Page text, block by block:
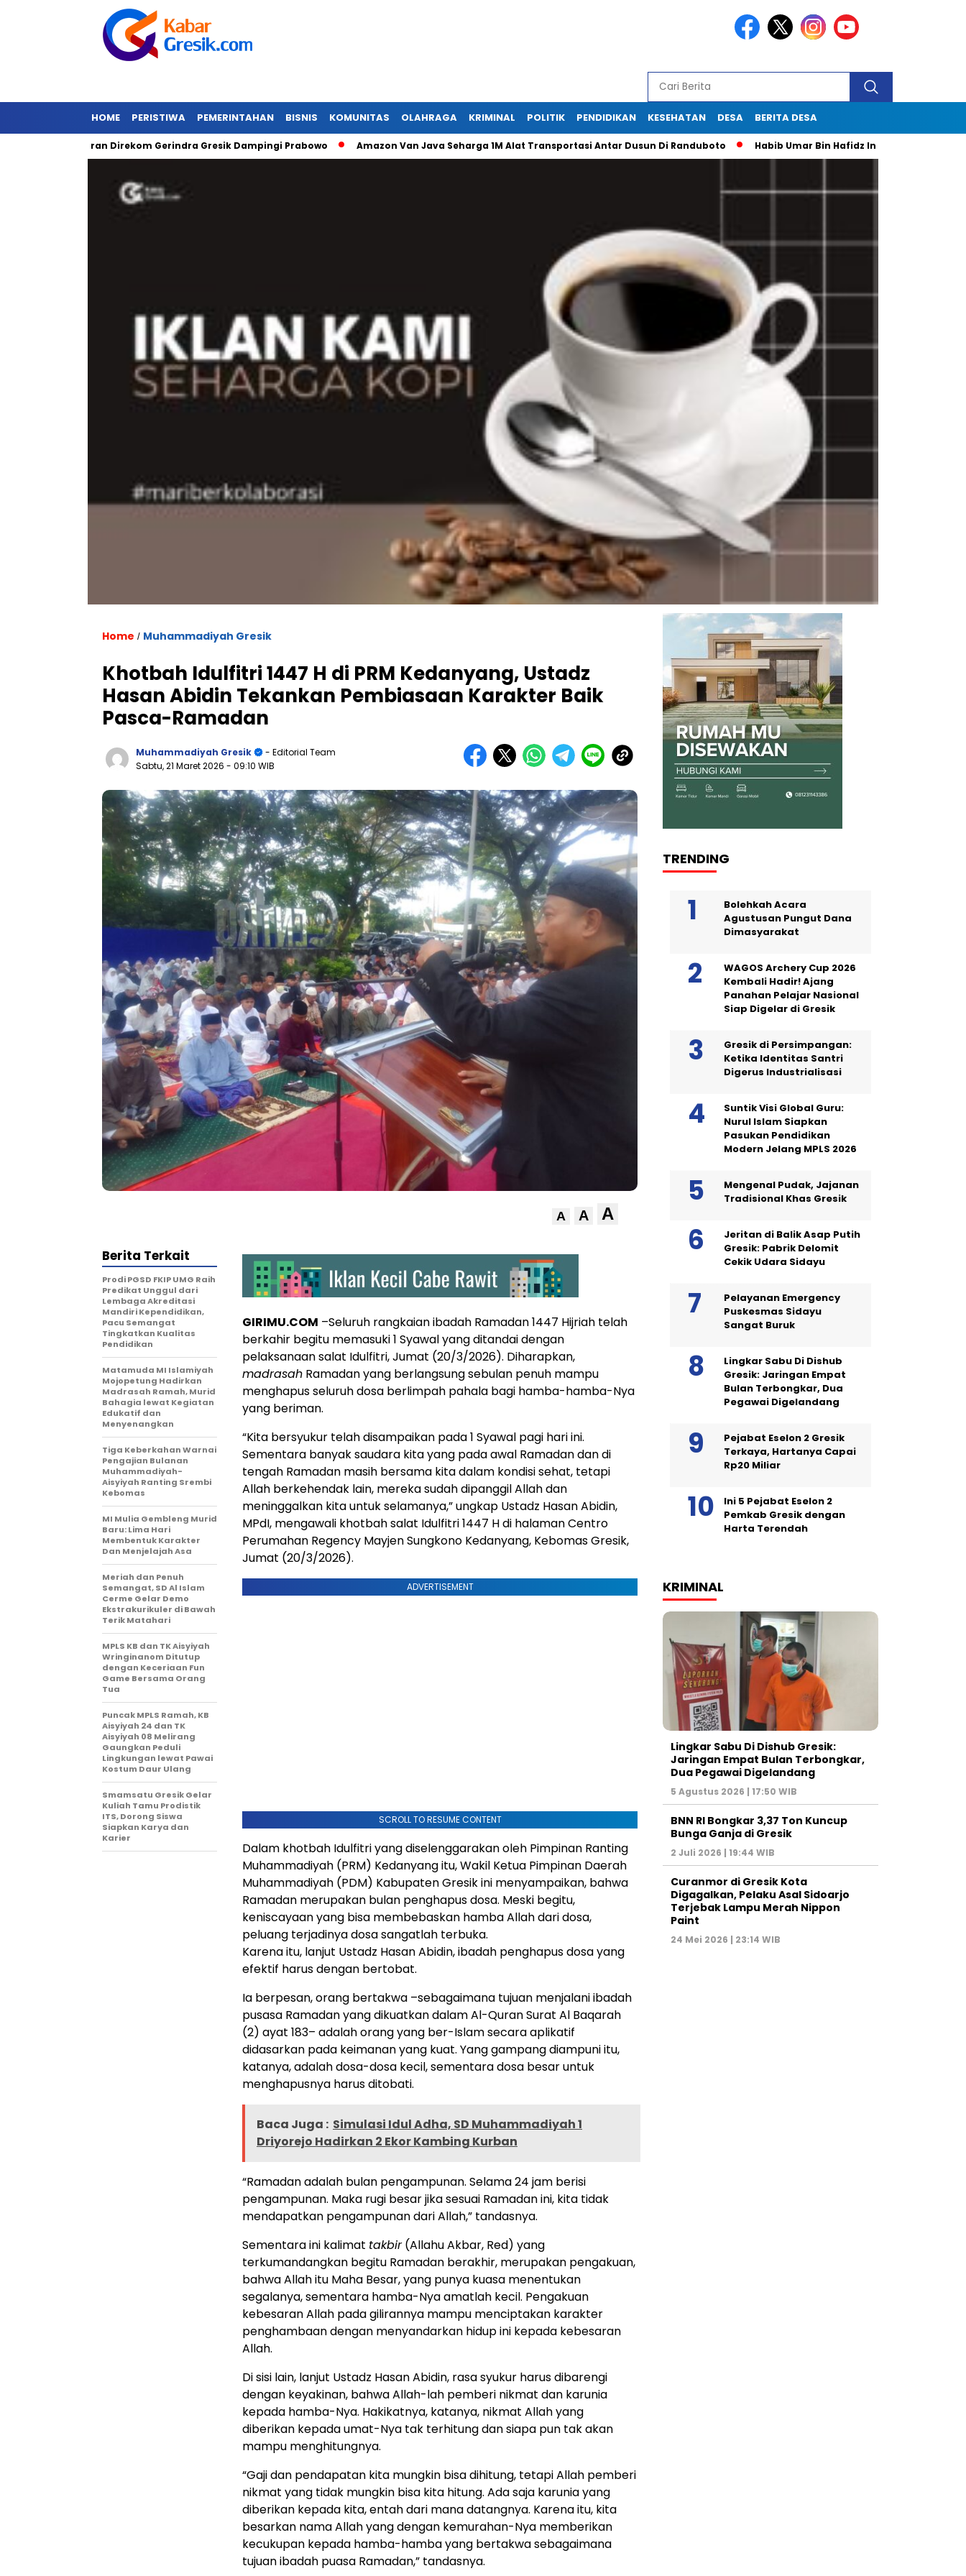
HOME PERISTIWA PEMERINTAHAN BISNIS KOMUNITAS OLAHRAGA KRIMINAL POLITIK PENDIDIKAN KESEHATAN DESA BERITA DESA
Gibran Direkom Gerindra Gresik Dampingi Prabowo Amazon Van Java Seharga 1M Alat Transportasi Antar Dusun Di Randuboto Habib Umar Bin Hafidz Ingatkan Warga Gresik
Home / Muhammadiyah Gresik
Khotbah Idulfitri 1447 H di PRM Kedanyang, Ustadz
Hasan Abidin Tekankan Pembiasaan Karakter Baik
Pasca-Ramadan
Muhammadiyah Gresik
- Editorial Team
Sabtu, 21 Maret 2026 - 09:10 WIB
A A A
GIRIMU.COM –Seluruh rangkaian ibadah Ramadan 1447 Hijriah telah
berkahir begitu memasuki 1 Syawal yang ditandai dengan
pelaksanaan salat Idulfitri, Jumat (20/3/2026). Diharapkan,
madrasah Ramadan yang berlangsung sebulan penuh mampu
menghapus seluruh dosa berlimpah pahala bagi hamba-hamba-Nya
yang beriman.
“Kita bersyukur telah disampaikan pada 1 Syawal pagi hari ini.
Sementara banyak saudara kita yang pada awal Ramadan dan di
tengah Ramadan masih bersama kita dalam kondisi sehat, tetapi
Allah berkehendak lain, mereka sudah dipanggil Allah dan
meninggalkan kita untuk selamanya,” ungkap Ustadz Hasan Abidin,
MPdI, mengawali khotbah salat Idulfitri 1447 H di halaman Centro
Perumahan Regency Mayjen Sungkono Kedanyang, Kebomas Gresik,
Jumat (20/3/2026).
ADVERTISEMENT
SCROLL TO RESUME CONTENT
Dalam khotbah Idulfitri yang diselenggarakan oleh Pimpinan Ranting
Muhammadiyah (PRM) Kedanyang itu, Wakil Ketua Pimpinan Daerah
Muhammadiyah (PDM) Kabupaten Gresik ini menyampaikan, bahwa
Ramadan merupakan bulan penghapus dosa. Meski begitu,
keniscayaan yang bisa membebaskan hamba Allah dari dosa,
peluang terjadinya dosa sangatlah terbuka.
Karena itu, lanjut Ustadz Hasan Abidin, ibadah penghapus dosa yang
efektif harus dengan bertobat.
Ia berpesan, orang bertakwa –sebagaimana tujuan menjalani ibadah
pusasa Ramadan yang dikuatkan dalam Al-Quran Surat Al Baqarah
(2) ayat 183– adalah orang yang ber-Islam secara aplikatif
didasarkan pada keimanan yang kuat. Yang gampang diampuni itu,
katanya, adalah dosa-dosa kecil, sementara dosa besar untuk
menghapusnya harus ditobati.
Baca Juga : Simulasi Idul Adha, SD Muhammadiyah 1
Driyorejo Hadirkan 2 Ekor Kambing Kurban
“Ramadan adalah bulan pengampunan. Selama 24 jam berisi
pengampunan. Maka rugi besar jika sesuai Ramadan ini, kita tidak
mendapatkan pengampunan dari Allah,” tandasnya.
Sementara ini kalimat takbir(Allahu Akbar, Red) yang
terkumandangkan begitu Ramadan berakhir, merupakan pengakuan,
bahwa Allah itu Maha Besar, yang punya kuasa menentukan
segalanya, sementara hamba-Nya amatlah kecil. Pengakuan
kebesaran Allah pada gilirannya mampu menciptakan karakter
penghambaan dengan menyandarkan hidup ini kepada kebesaran
Allah.
Di sisi lain, lanjut Ustadz Hasan Abidin, rasa syukur harus dibarengi
dengan keyakinan, bahwa Allah-lah pemberi nikmat dan karunia
kepada hamba-Nya. Hakikatnya, katanya, nikmat Allah yang
diberikan kepada umat-Nya tak terhitung dan siapa pun tak akan
mampu menghitungnya.
“Gaji dan pendapatan kita mungkin bisa dihitung, tetapi Allah pemberi
nikmat yang tidak mungkin bisa kita hitung. Ada saja karunia yang
diberikan kepada kita, entah dari mana datangnya. Karena itu, kita
besarkan nama Allah yang dengan kemurahan-Nya memberikan
kecukupan kepada hamba-hamba yang bertakwa sebagaimana
tujuan ibadah puasa Ramadan,” tandasnya.
Berita Terkait
Prodi PGSD FKIP UMG Raih
Predikat Unggul dari
Lembaga Akreditasi
Mandiri Kependidikan,
Pacu Semangat
Tingkatkan Kualitas
Pendidikan
Matamuda MI Islamiyah
Mojopetung Hadirkan
Madrasah Ramah, Murid
Bahagia lewat Kegiatan
Edukatif dan
Menyenangkan
Tiga Keberkahan Warnai
Pengajian Bulanan
Muhammadiyah-
Aisyiyah Ranting Srembi
Kebomas
MI Mulia Gembleng Murid
Baru: Lima Hari
Membentuk Karakter
Dan Menjelajah Asa
Meriah dan Penuh
Semangat, SD Al Islam
Cerme Gelar Demo
Ekstrakurikuler di Bawah
Terik Matahari
MPLS KB dan TK Aisyiyah
Wringinanom Ditutup
dengan Keceriaan Fun
Game Bersama Orang
Tua
Puncak MPLS Ramah, KB
Aisyiyah 24 dan TK
Aisyiyah 08 Melirang
Gaungkan Peduli
Lingkungan lewat Pawai
Kostum Daur Ulang
Smamsatu Gresik Gelar
Kuliah Tamu Prodistik
ITS, Dorong Siswa
Siapkan Karya dan
Karier
TRENDING
Bolehkah Acara
Agustusan Pungut Dana
Dimasyarakat
WAGOS Archery Cup 2026
Kembali Hadir! Ajang
Panahan Pelajar Nasional
Siap Digelar di Gresik
Gresik di Persimpangan:
Ketika Identitas Santri
Digerus Industrialisasi
Suntik Visi Global Guru:
Nurul Islam Siapkan
Pasukan Pendidikan
Modern Jelang MPLS 2026
Mengenal Pudak, Jajanan
Tradisional Khas Gresik
Jeritan di Balik Asap Putih
Gresik: Pabrik Delomit
Cekik Udara Sidayu
Pelayanan Emergency
Puskesmas Sidayu
Sangat Buruk
Lingkar Sabu Di Dishub
Gresik: Jaringan Empat
Bulan Terbongkar, Dua
Pegawai Digelandang
Pejabat Eselon 2 Gresik
Terkaya, Hartanya Capai
Rp20 Miliar
Ini 5 Pejabat Eselon 2
Pemkab Gresik dengan
Harta Terendah
KRIMINAL
Lingkar Sabu Di Dishub Gresik:
Jaringan Empat Bulan Terbongkar,
Dua Pegawai Digelandang
5 Agustus 2026 | 17:50 WIB
BNN RI Bongkar 3,37 Ton Kuncup
Bunga Ganja di Gresik
2 Juli 2026 | 19:44 WIB
Curanmor di Gresik Kota
Digagalkan, Pelaku Asal Sidoarjo
Terjebak Lampu Merah Nippon
Paint
24 Mei 2026 | 23:14 WIB